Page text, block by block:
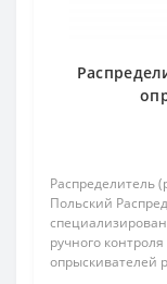
Распределитель
Польский
ручного
опрыскивателей